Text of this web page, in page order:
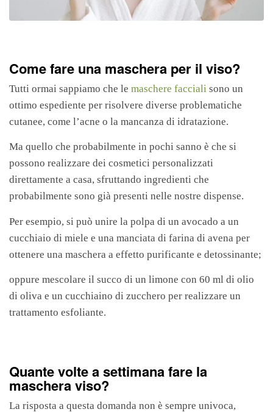
Come fare una maschera per il viso?
Tutti ormai sappiamo che le maschere facciali sono un
ottimo espediente per risolvere diverse problematiche
cutanee, come l’acne o la mancanza di idratazione.
Ma quello che probabilmente in pochi sanno è che si
possono realizzare dei cosmetici personalizzati
direttamente a casa, sfruttando ingredienti che
probabilmente sono già presenti nelle nostre dispense.
Per esempio, si può unire la polpa di un avocado a un
cucchiaio di miele e una manciata di farina di avena per
ottenere una maschera a effetto purificante e detossinante;
oppure mescolare il succo di un limone con 60 ml di olio
di oliva e un cucchiaino di zucchero per realizzare un
trattamento esfoliante.
Quante volte a settimana fare la
maschera viso?
La risposta a questa domanda non è sempre univoca,